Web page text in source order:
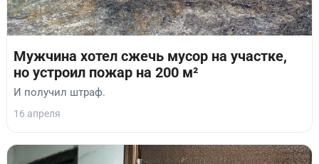
Мужчина хотел сжечь мусор на участке,
но устроил пожар на 200 м²
И получил штраф.
16 апреля